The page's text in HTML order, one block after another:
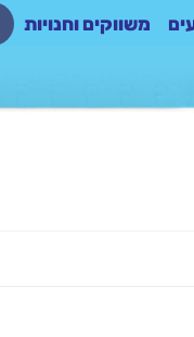
משווקים וחנויות